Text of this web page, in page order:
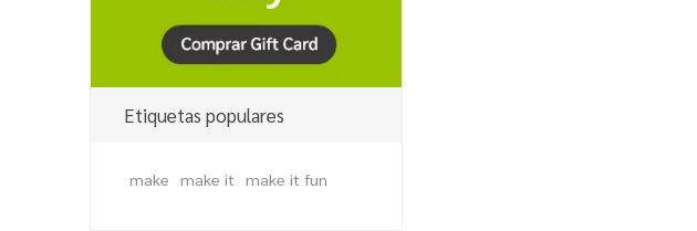
Etiquetas populares
make make it make it fun